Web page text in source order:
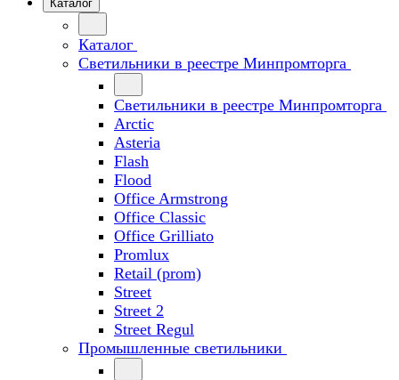
Каталог
Каталог
Светильники в реестре Минпромторга
Светильники в реестре Минпромторга
Arctic
Asteria
Flash
Flood
Office Armstrong
Office Classic
Office Grilliato
Promlux
Retail (prom)
Street
Street 2
Street Regul
Промышленные светильники